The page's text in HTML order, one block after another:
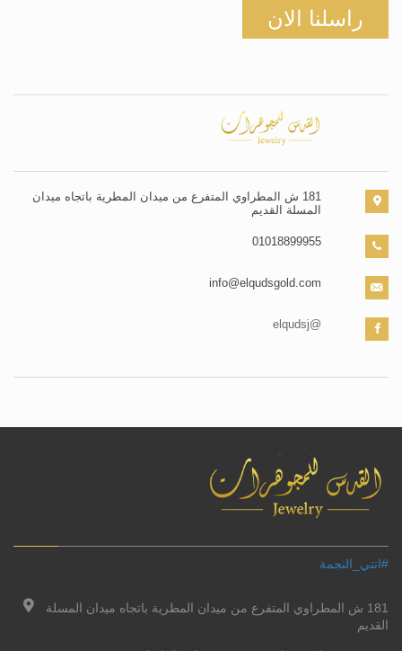
راسلنا الان
181 ش المطراوي المتفرع من ميدان المطرية باتجاه ميدان
المسلة القديم
01018899955
info@elqudsgold.com
@elqudsj
#انتي_النجمة
181 ش المطراوي المتفرع من ميدان المطرية باتجاه ميدان المسلة
القديم